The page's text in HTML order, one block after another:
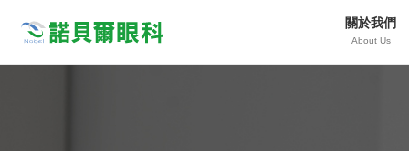
關於我們
About Us